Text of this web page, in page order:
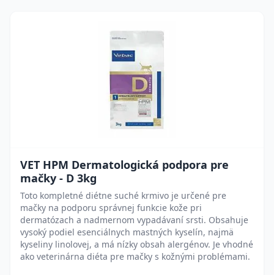
VET HPM Dermatologická podpora pre
mačky - D 3kg
Toto kompletné diétne suché krmivo je určené pre
mačky na podporu správnej funkcie kože pri
dermatózach a nadmernom vypadávaní srsti. Obsahuje
vysoký podiel esenciálnych mastných kyselín, najmä
kyseliny linolovej, a má nízky obsah alergénov. Je vhodné
ako veterinárna diéta pre mačky s kožnými problémami.